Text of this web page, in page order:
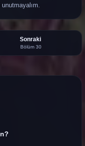
Sonraki
Bölüm 30